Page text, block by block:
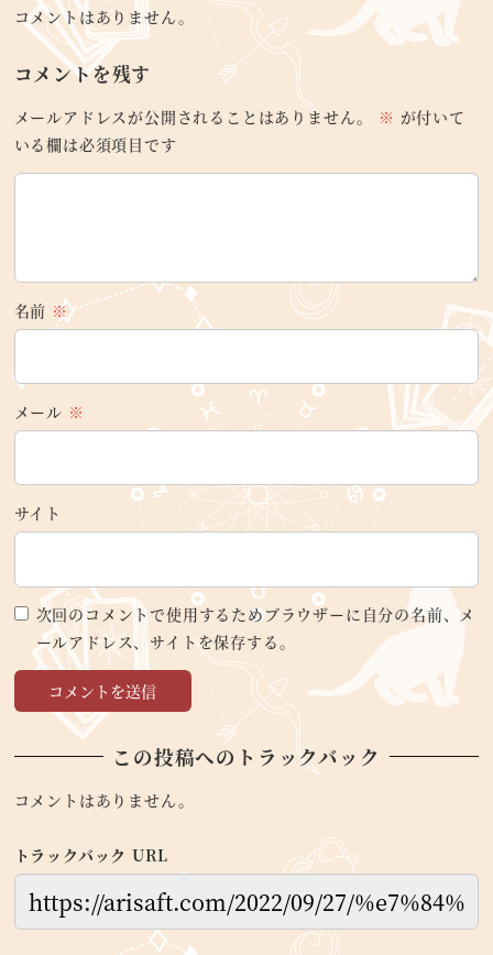
コメントはありません。
コメントを残す
メールアドレスが公開されることはありません。 ※ が付いて
いる欄は必須項目です
名前 ※
メール ※
サイト
次回のコメントで使用するためブラウザーに自分の名前、メ
ールアドレス、サイトを保存する。
この投稿へのトラックバック
コメントはありません。
トラックバック URL